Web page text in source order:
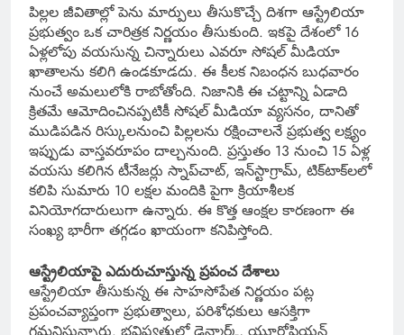
పిల్లల జీవితాల్లో పెను మార్పులు తీసుకొచ్చే దిశగా ఆస్ట్రేలియా
ప్రభుత్వం ఒక చారిత్రక నిర్ణయం తీసుకుంది. ఇకపై దేశంలో 16
ఏళ్లలోపు వయసున్న చిన్నారులు ఎవరూ సోషల్ మీడియా
ఖాతాలను కలిగి ఉండకూడదు. ఈ కీలక నిబంధన బుధవారం
నుంచే అమలులోకి రాబోతోంది. నిజానికి ఈ చట్టాన్ని ఏడాది
క్రితమే ఆమోదించినప్పటికీ సోషల్ మీడియా వ్యసనం, దానితో
ముడిపడిన రిస్కులనుంచి పిల్లలను రక్షించాలనే ప్రభుత్వ లక్ష్యం
ఇప్పుడు వాస్తవరూపం దాల్చనుంది. ప్రస్తుతం 13 నుంచి 15 ఏళ్ల
వయసు కలిగిన టీనేజర్లు స్నాప్‌చాట్, ఇన్‌స్టాగ్రామ్, టిక్‌టాక్‌లలో
కలిపి సుమారు 10 లక్షల మందికి పైగా క్రియాశీలక
వినియోగదారులుగా ఉన్నారు. ఈ కొత్త ఆంక్షల కారణంగా ఈ
సంఖ్య భారీగా తగ్గడం ఖాయంగా కనిపిస్తోంది.
ఆస్ట్రేలియాపై ఎదురుచూస్తున్న ప్రపంచ దేశాలు
ఆస్ట్రేలియా తీసుకున్న ఈ సాహసోపేత నిర్ణయం పట్ల
ప్రపంచవ్యాప్తంగా ప్రభుత్వాలు, పరిశోధకులు ఆసక్తిగా
గమనిస్తున్నారు. భవిష్యత్తులో డెన్మార్క్, యూరోపియన్